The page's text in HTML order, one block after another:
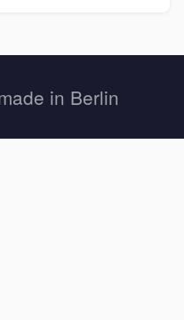
in Berlin